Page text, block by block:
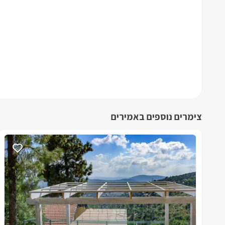
צימרים נוספים באמירים